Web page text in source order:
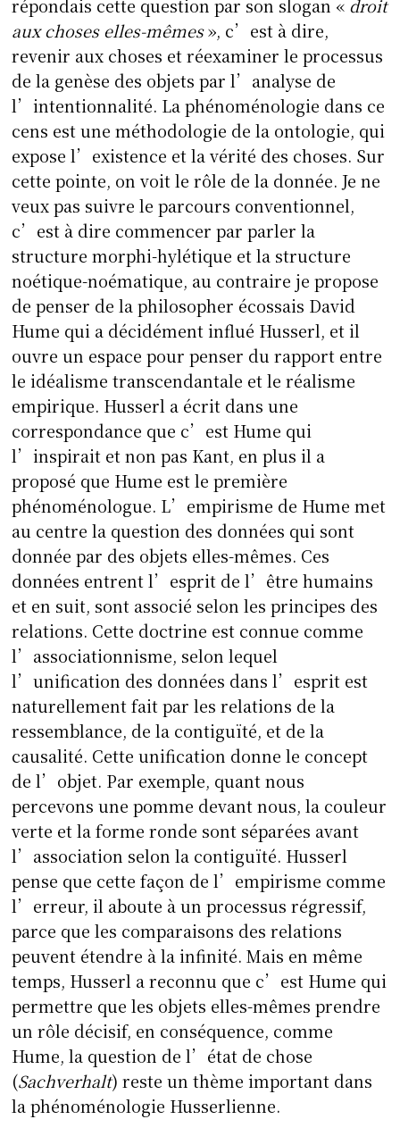
répondais cette question par son slogan « droit
aux choses elles-mêmes», c’est à dire,
revenir aux choses et réexaminer le processus
de la genèse des objets par l’analyse de
l’intentionnalité. La phénoménologie dans ce
cens est une méthodologie de la ontologie, qui
expose l’existence et la vérité des choses. Sur
cette pointe, on voit le rôle de la donnée. Je ne
veux pas suivre le parcours conventionnel,
c’est à dire commencer par parler la
structure morphi-hylétique et la structure
noétique-noématique, au contraire je propose
de penser de la philosopher écossais David
Hume qui a décidément influé Husserl, et il
ouvre un espace pour penser du rapport entre
le idéalisme transcendantale et le réalisme
empirique. Husserl a écrit dans une
correspondance que c’est Hume qui
l’inspirait et non pas Kant, en plus il a
proposé que Hume est le première
phénoménologue. L’empirisme de Hume met
au centre la question des données qui sont
donnée par des objets elles-mêmes. Ces
données entrent l’esprit de l’être humains
et en suit, sont associé selon les principes des
relations. Cette doctrine est connue comme
l’associationnisme, selon lequel
l’unification des données dans l’esprit est
naturellement fait par les relations de la
ressemblance, de la contiguïté, et de la
causalité. Cette unification donne le concept
de l’objet. Par exemple, quant nous
percevons une pomme devant nous, la couleur
verte et la forme ronde sont séparées avant
l’association selon la contiguïté. Husserl
pense que cette façon de l’empirisme comme
l’erreur, il aboute à un processus régressif,
parce que les comparaisons des relations
peuvent étendre à la infinité. Mais en même
temps, Husserl a reconnu que c’est Hume qui
permettre que les objets elles-mêmes prendre
un rôle décisif, en conséquence, comme
Hume, la question de l’état de chose
(Sachverhalt) reste un thème important dans
la phénoménologie Husserlienne.